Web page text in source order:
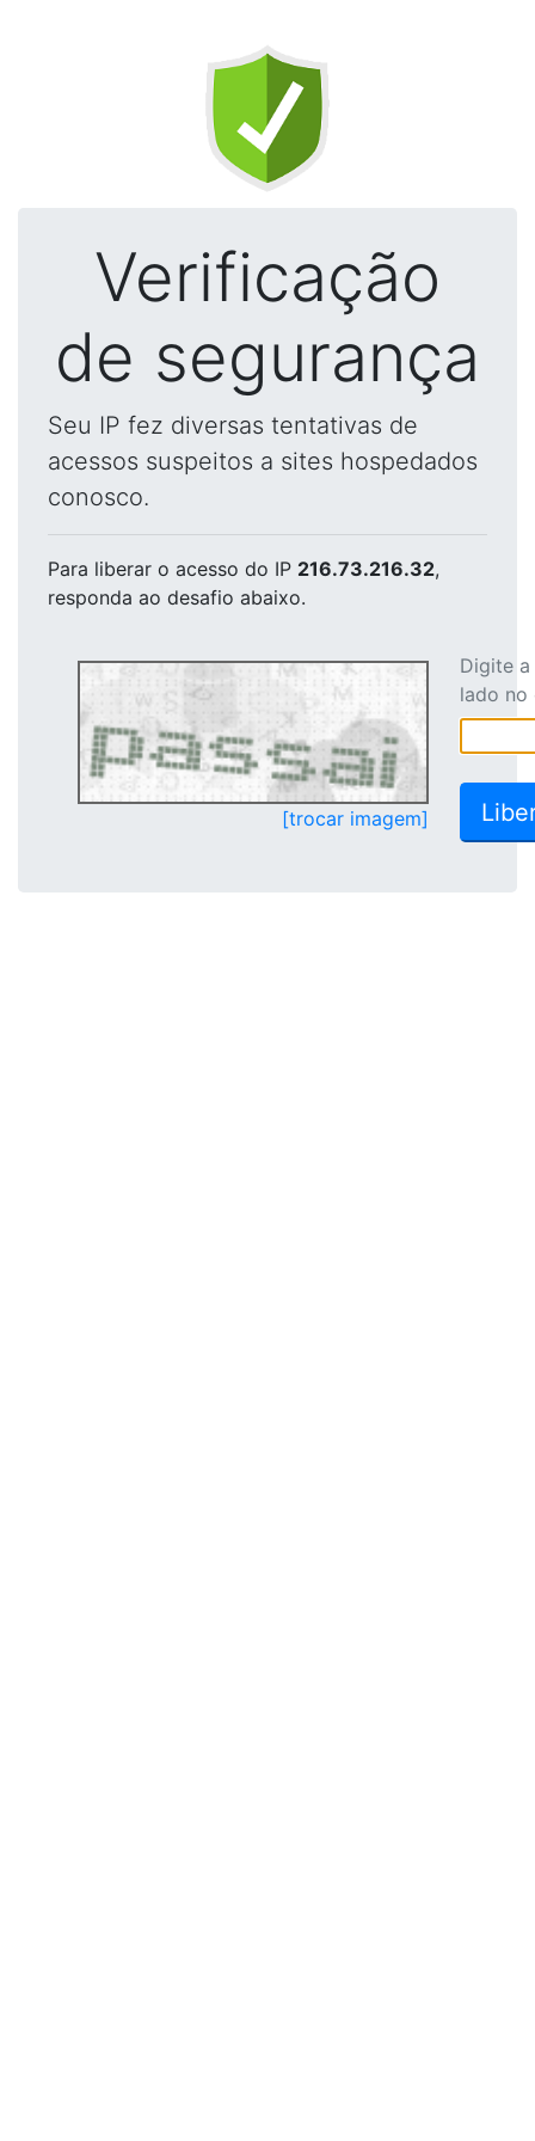
Verificação
de segurança
Seu IP fez diversas tentativas de
acessos suspeitos a sites hospedados
conosco.
Para liberar o acesso do IP 216.73.216.32,
responda ao desafio abaixo.
[trocar imagem]
Digite
lado no